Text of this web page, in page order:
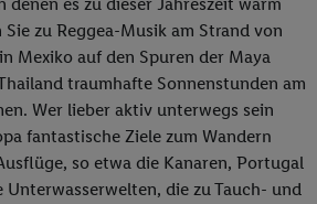
zu Reggea-Musik am Strand von
Mexiko auf den Spuren der Maya
traumhafte Sonnenstunden am
Wer lieber aktiv unterwegs sein
fantastische Ziele zum Wandern
so etwa die Kanaren, Portugal
die zu Tauch- und